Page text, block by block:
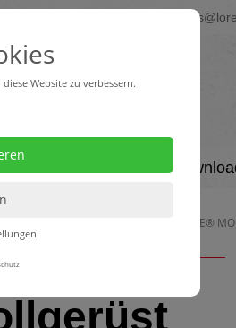
> Alu-Rollgerüst KRAUSE®
Website zu verbessern.